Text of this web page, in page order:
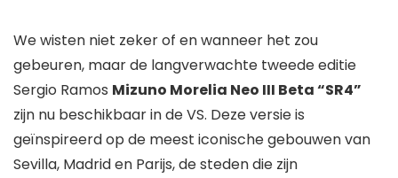
We wisten niet zeker of en wanneer het zou
gebeuren, maar de langverwachte tweede editie
Sergio Ramos Mizuno Morelia Neo III Beta “SR4”
zijn nu beschikbaar in de VS. Deze versie is
geïnspireerd op de meest iconische gebouwen van
Sevilla, Madrid en Parijs, de steden die zijn